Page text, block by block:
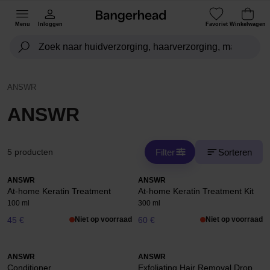
Menu Inloggen Favoriet Winkelwagen
ANSWR
ANSWR
5 producten Filter Sorteren
ANSWR
At-home Keratin Treatment
100 ml
45 € Niet op voorraad
ANSWR
At-home Keratin Treatment Kit
300 ml
60 € Niet op voorraad
ANSWR
Conditioner
ANSWR
Exfoliating Hair Removal Drop